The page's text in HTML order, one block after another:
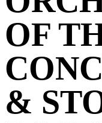
OF
&